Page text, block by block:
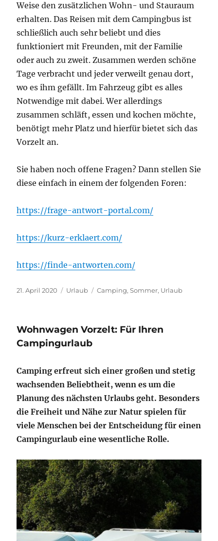
Weise den zusätzlichen Wohn- und Stauraum
erhalten. Das Reisen mit dem Campingbus ist
schließlich auch sehr beliebt und dies
funktioniert mit Freunden, mit der Familie
oder auch zu zweit. Zusammen werden schöne
Tage verbracht und jeder verweilt genau dort,
wo es ihm gefällt. Im Fahrzeug gibt es alles
Notwendige mit dabei. Wer allerdings
zusammen schläft, essen und kochen möchte,
benötigt mehr Platz und hierfür bietet sich das
Vorzelt an.
Sie haben noch offene Fragen? Dann stellen Sie
diese einfach in einem der folgenden Foren:
https://frage-antwort-portal.com/
https://kurz-erklaert.com/
https://finde-antworten.com/
Veröffentlicht
21. April 2020 Kategorien
Urlaub Schlagwörter
Camping,Sommer, Urlaub
Wohnwagen Vorzelt: Für Ihren
Campingurlaub
Camping erfreut sich einer großen und stetig
wachsenden Beliebtheit, wenn es um die
Planung des nächsten Urlaubs geht. Besonders
die Freiheit und Nähe zur Natur spielen für
viele Menschen bei der Entscheidung für einen
Campingurlaub eine wesentliche Rolle.